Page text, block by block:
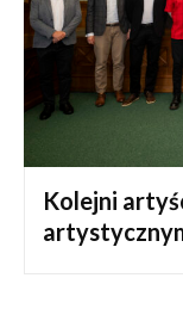
Kolejni